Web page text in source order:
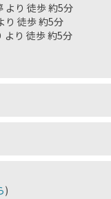
徒歩 約5分
歩 約5分
り 徒歩 約5分
)